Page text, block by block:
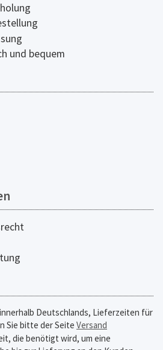
und bequem
Deutschlands, Lieferzeiten für
Sie bitte der Seite Versand
die benötigt wird, um eine